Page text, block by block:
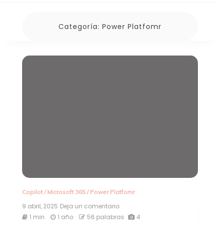
Categoría: Power Platfomr
Copilot/ Microsoft 365/ Power Platfomr
9 abril, 2025 Deja un comentarioen
A5
1 min 1 año 56 palabras 4